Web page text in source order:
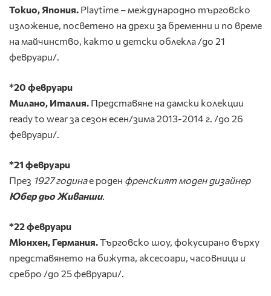
Токио, Япония. Playtime – международно търговско
изложение, посветено на дрехи за бременни и по време
на майчинство, както и детски облекла /до 21
февруари/.
*20 февруари
Милано, Италия. Представяне на дамски колекции
ready to wear за сезон есен/зима 2013-2014 г. /до 26
февруари/.
*21 февруари
През 1927 годинае роден френският моден дизайнер
Юбер дьо Живанши.
*22февруари
Мюнхен, Германия.Търговско шоу, фокусирано върху
представянето на бижута, аксесоари, часовници и
сребро /до 25 февруари/.